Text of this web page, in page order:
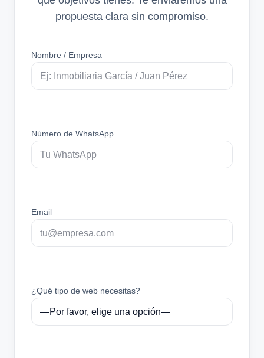
propuesta clara sin compromiso.
Nombre / Empresa
Número de WhatsApp
Email
¿Qué tipo de web necesitas?